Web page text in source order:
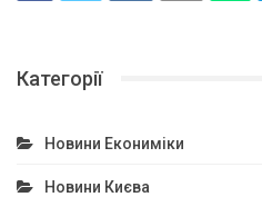
Категорії
Новини Екониміки
Новини Києва